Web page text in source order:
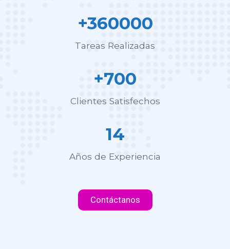
+360000
Tareas Realizadas
+700
Clientes Satisfechos
14
Años de Experiencia
Contáctanos